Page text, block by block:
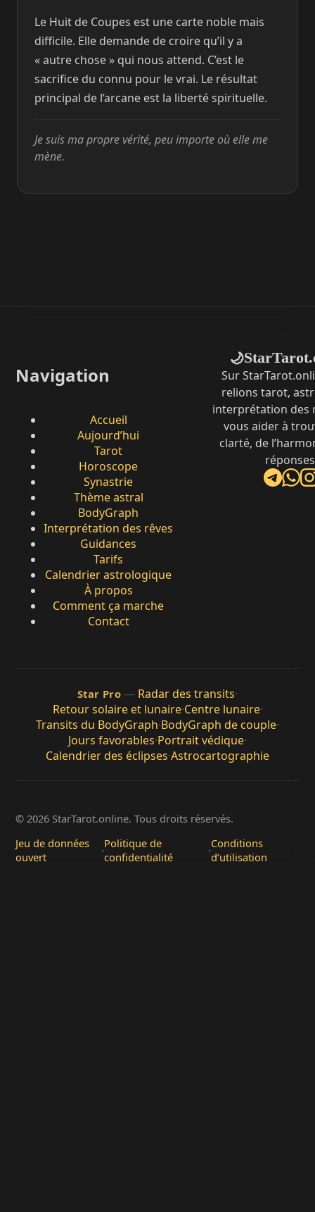
Le Huit de Coupes est une carte noble mais
difficile. Elle demande de croire qu’il y a
« autre chose » qui nous attend. C’est le
sacrifice du connu pour le vrai. Le résultat
principal de l’arcane est la liberté spirituelle.
Je suis ma propre vérité, peu importe où elle me
mène.
Navigation
Accueil
Aujourd’hui
Tarot
Horoscope
Synastrie
Thème astral
BodyGraph
Interprétation des rêves
Guidances
Tarifs
Calendrier astrologique
À propos
Comment ça marche
Contact
🌙
Sur
relions tarot,
interprétation des
vous aider à
clarté, de
Star Pro — Radar des transits·
Retour solaire et lunaire·Centre lunaire·
Transits du BodyGraph·BodyGraph de couple·
Jours favorables·Portrait védique·
Calendrier des éclipses·Astrocartographie
© 2026 StarTarot.online. Tous droits réservés.
Jeu de données
ouvert
·Politique de
confidentialité
·Conditions
d’utilisation